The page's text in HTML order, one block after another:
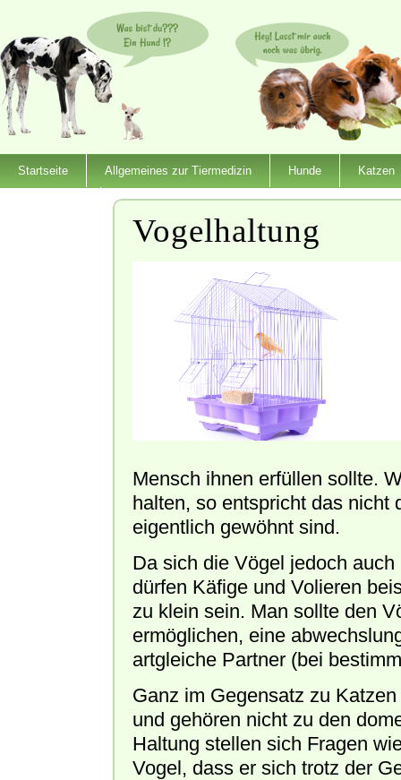
Startseite Allgemeines zur Tiermedizin Hunde Katzen
Vogelhaltung
Mensch ihnen erfüllen sollte.
halten, so entspricht das nicht
eigentlich gewöhnt sind.
Da sich die Vögel jedoch
dürfen Käfige und Volieren
zu klein sein. Man sollte den
ermöglichen, eine
artgleiche Partner (bei
Ganz im Gegensatz zu
und gehören nicht zu den
Haltung stellen sich Fragen
Vogel, dass er sich trotz der